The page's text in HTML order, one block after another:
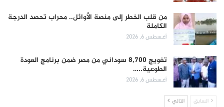
من قلب الخطر إلى منصة الأوائل.. محراب تحصد الدرجة
الكاملة
أغسطس 6, 2026
تفويج 8,700 سوداني من مصر ضمن برنامج العودة
الطوعية..…
أغسطس 6, 2026
السابق التالي